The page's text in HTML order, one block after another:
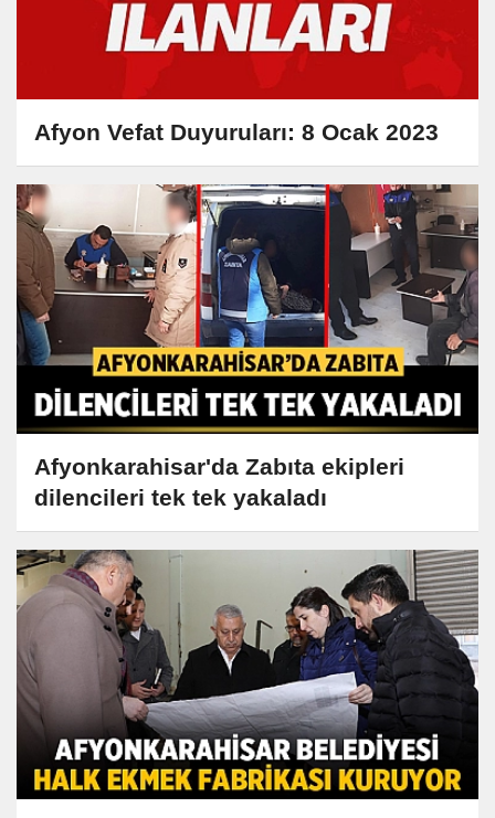
Afyon Vefat Duyuruları: 8 Ocak 2023
Afyonkarahisar'da Zabıta ekipleri
dilencileri tek tek yakaladı